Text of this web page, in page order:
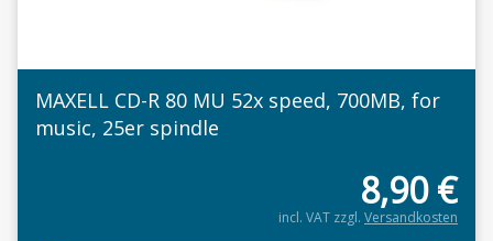
MAXELL CD-R 80 MU 52x speed, 700MB, for
music, 25er spindle
8,90€
incl. VAT zzgl. Versandkosten